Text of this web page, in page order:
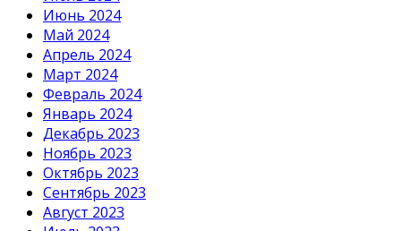
Июнь 2024
Май 2024
Апрель 2024
Март 2024
Февраль 2024
Январь 2024
Декабрь 2023
Ноябрь 2023
Октябрь 2023
Сентябрь 2023
Август 2023